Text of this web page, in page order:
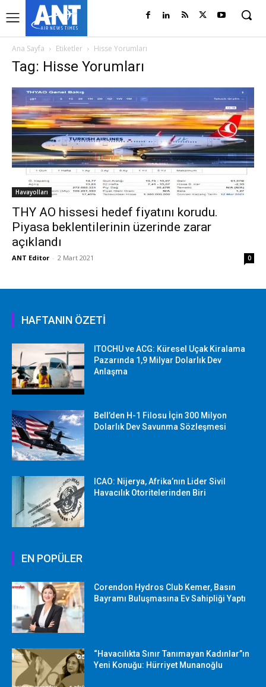
Ana Sayfa Etiketler Hisse Yorumları
Tag: Hisse Yorumları
Havayolları
THY AO hissesi hedef fiyatını korudu.
Piyasa beklentilerinin üzerinde zarar
açıklandı
ANT Editor - 2 Mart 2021 0
HAFTANIN ÖZETİ
ITOCHU ve ACG: Küresel Uçak Kiralama
Pazarında 1,9 Milyar Dolarlık Dev
Anlaşma
Bell’den H-1 Filosu İçin 300 Milyon
Dolarlık Dev Savunma Sözleşmesi
ICAO: Nijerya, Afrika’nın Lider Sivil
Havacılık Otoritelerinden Biri
EN POPÜLER
Corendon Hydros Club Kemer, Basın
Bayramı Buluşmasına Ev Sahipliği Yaptı
“Havacılıkta Sınır Tanımayan Kadınlar”ın
Yeni Konuğu: Hürriyet Munanoğlu